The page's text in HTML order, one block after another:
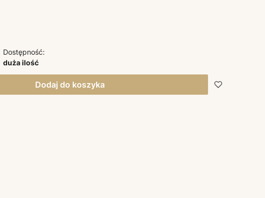
Dostępność:
duża ilość
Dodaj do koszyka